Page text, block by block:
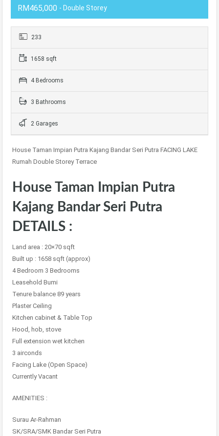
RM465,000 - Double Storey
233
1658 sqft
4 Bedrooms
3 Bathrooms
2 Garages
House Taman Impian Putra Kajang Bandar Seri Putra FACING LAKE
Rumah Double Storey Terrace
House Taman Impian Putra
Kajang Bandar Seri Putra
DETAILS :
Land area : 20×70 sqft
Built up : 1658 sqft (approx)
4 Bedroom 3 Bedrooms
Leasehold Bumi
Tenure balance 89 years
Plaster Ceiling
Kitchen cabinet & Table Top
Hood, hob, stove
Full extension wet kitchen
3 airconds
Facing Lake (Open Space)
Currently Vacant
AMENITIES :
Surau Ar-Rahman
SK/SRA/SMK Bandar Seri Putra